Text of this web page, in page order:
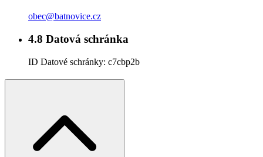
obec@batnovice.cz
4.8 Datová schránka
ID Datové schránky: c7cbp2b